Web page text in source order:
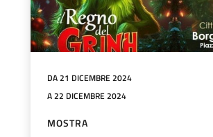
DA 21 DICEMBRE 2024
A 22 DICEMBRE 2024
MOSTRA